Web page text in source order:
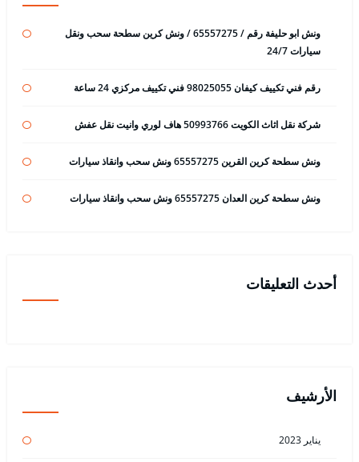
ونش ابو حليفة رقم / 65557275 / ونش كرين سطحة سحب ونقل
سيارات 24/7
رقم فني تكييف كيفان 98025055 فني تكييف مركزي 24 ساعة
شركة نقل اثاث الكويت 50993766 هاف لوري وانيت نقل عفش
ونش سطحة كرين القرين 65557275 ونش سحب وانقاذ سيارات
ونش سطحة كرين العدان 65557275 ونش سحب وانقاذ سيارات
أحدث التعليقات
الأرشيف
يناير 2023